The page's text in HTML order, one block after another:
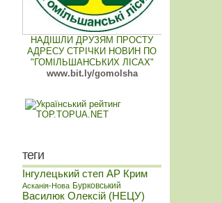
НАДІШЛИ ДРУЗЯМ ПРОСТУ
АДРЕСУ СТРІЧКИ НОВИН ПО
"ГОМІЛЬШАНСЬКИХ ЛІСАХ"
www.bit.ly/gomolsha
теги
Інгулецький степ АР Крим
Асканія-Нова Бурковський
Василюк Олексій (НЕЦУ)